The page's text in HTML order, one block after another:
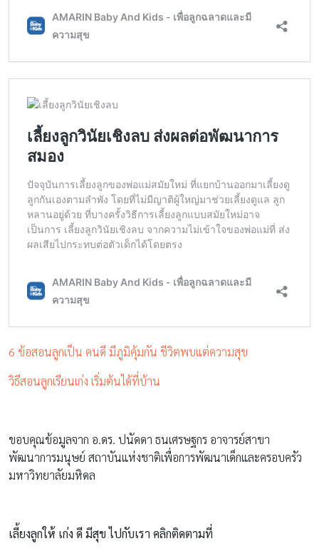
6 ข้อสอนลูกเป็น คนดี มีภูมิคุ้มกัน ชีวิตพบแต่ความสุข
วิธีสอนลูกเรียนเก่ง เริ่มต้นได้ที่บ้าน
ขอบคุณข้อมูลจาก อ.ดร. ปนัดดา ธนเศรษฐกร อาจารย์สาขา
พัฒนาการมนุษย์ สถาบันแห่งชาติเพื่อการพัฒนาเด็กและครอบครัว
มหาวิทยาลัยมหิดล
เลี้ยงลูกให้ เก่ง ดี มีสุข ไปกับเรา คลิกติดตามที่